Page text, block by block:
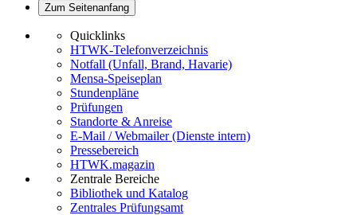
Zum Seitenanfang
Quicklinks
HTWK-Telefonverzeichnis
Notfall (Unfall, Brand, Havarie)
Mensa-Speiseplan
Stundenpläne
Prüfungen
Standorte & Anreise
E-Mail / Webmailer (Dienste intern)
Pressebereich
HTWK.magazin
Zentrale Bereiche
Bibliothek und Katalog
Zentrales Prüfungsamt